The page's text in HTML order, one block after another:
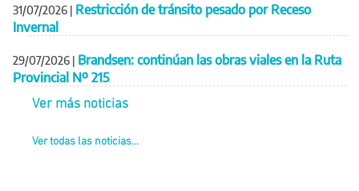
31/07/2026 | Restricción de tránsito pesado por Receso
Invernal
29/07/2026 | Brandsen: continúan las obras viales en la Ruta
Provincial Nº 215
Ver más noticias
Ver todas las noticias...